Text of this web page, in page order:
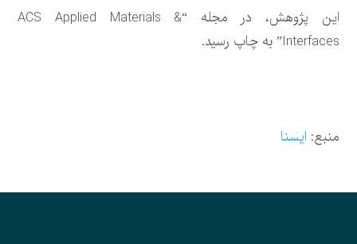
این پژوهش، در مجله “ACS Applied Materials &
Interfaces” به چاپ رسید.
منبع: ایسنا